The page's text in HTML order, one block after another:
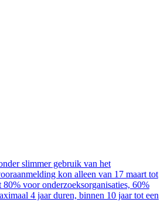
slimmer gebruik van het
kon alleen van 17 maart tot
voor onderzoeksorganisaties, 60%
4 jaar duren, binnen 10 jaar tot een